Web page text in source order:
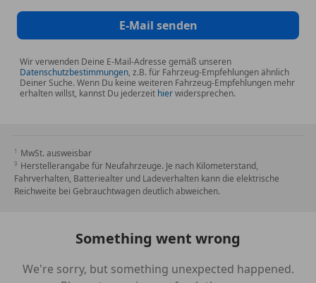
Traktionskontrolle
Verkehrszeichenerkennung
Zentralverriegelung
Zentralverriegelung mit Funkfernbedienung
Ambientebeleuchtung
Anhängerkupplung
Dachreling
Partikelfilter
Sommerreifen
E-Mail senden
Wir verwenden Deine E-Mail-Adresse gemäß unseren
Datenschutzbestimmungen, z.B. für Fahrzeug-Empfehlungen ähnlich
Deiner Suche. Wenn Du keine weiteren Fahrzeug-Empfehlungen mehr
erhalten willst, kannst Du jederzeit hierwidersprechen.
MwSt. ausweisbar
Herstellerangabe für Neufahrzeuge. Je nach Kilometerstand,
Fahrverhalten, Batteriealter und Ladeverhalten kann die elektrische
Reichweite bei Gebrauchtwagen deutlich abweichen.
Something went wrong
We're sorry, but something unexpected happened.